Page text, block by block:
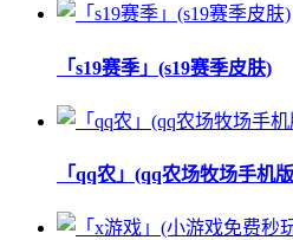
「s19赛季」(s19赛季皮肤)
「qq农」(qq农场牧场手机